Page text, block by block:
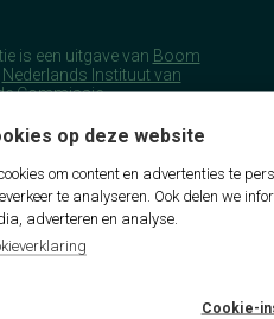
op deze website
om content en advertenties te
te analyseren. Ook delen we
adverteren en analyse.
Cookie-
is een uitgave van Boom
Nederlands Instituut van
Commissie
(COTAN).